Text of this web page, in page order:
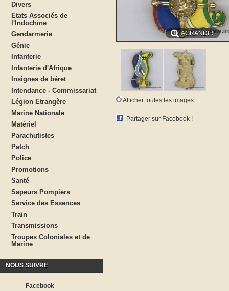
Divers
Etats Associés de
l'Indochine
Gendarmerie
Génie
Infanterie
Infanterie d'Afrique
Insignes de béret
Intendance - Commissariat
Légion Etrangère
Marine Nationale
Matériel
Parachutistes
Patch
Police
Promotions
Santé
Sapeurs Pompiers
Service des Essences
Train
Transmissions
Troupes Coloniales et de
Marine
NOUS SUIVRE
Facebook
AGRANDIR
Afficher toutes les images
Partager sur Facebook !